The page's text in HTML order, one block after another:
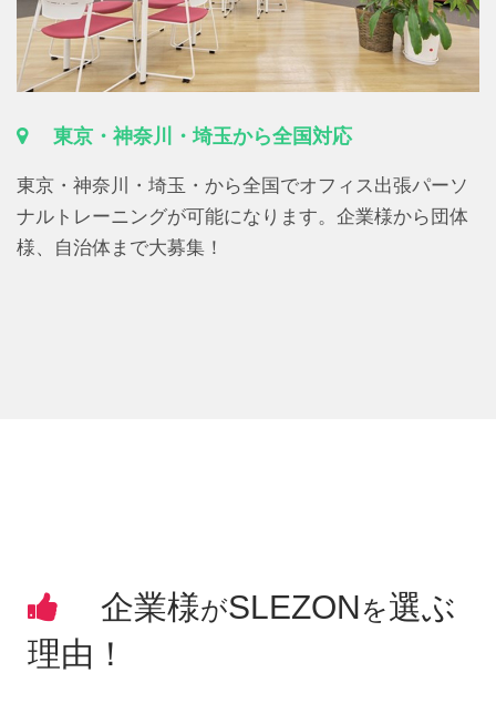
東京・神奈川・埼玉から全国対応
東京・神奈川・埼玉・から全国でオフィス出張パーソ
ナルトレーニングが可能になります。企業様から団体
様、自治体まで大募集！
企業様がSLEZONを選ぶ
理由！